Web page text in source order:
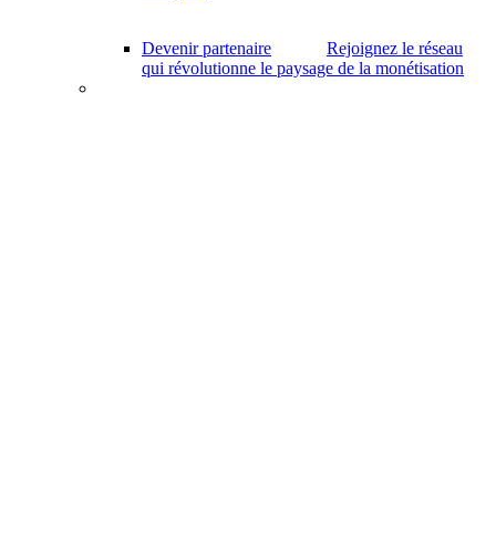
Devenir partenaire
Rejoignez le réseau
qui révolutionne le paysage de la monétisation